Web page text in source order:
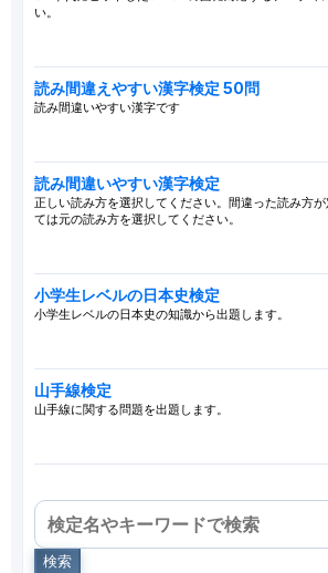
い。
読み間違えやすい漢字検定 50問
読み間違いやすい漢字です
読み間違いやすい漢字検定
正しい読み方を選択してください。間違った読み方
ては元の読み方を選択してください。
小学生レベルの日本史検定
小学生レベルの日本史の知識から出題します。
山手線検定
山手線に関する問題を出題します。
検索